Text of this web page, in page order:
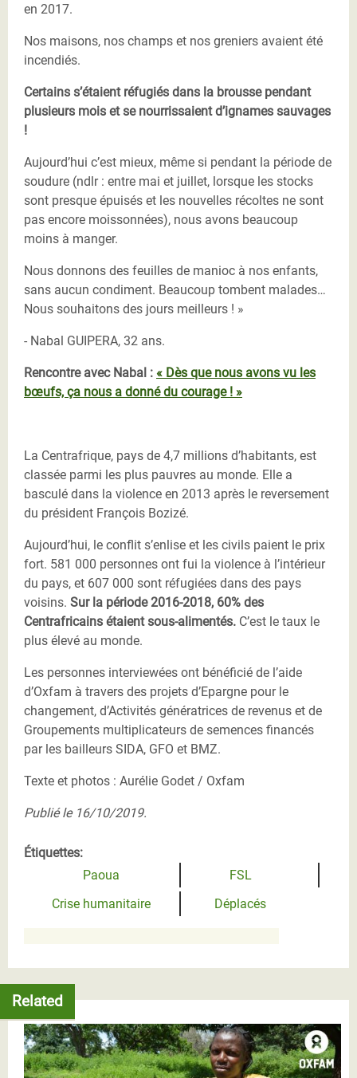
en 2017.
Nos maisons, nos champs et nos greniers avaient été
incendiés.
Certains s’étaient réfugiés dans la brousse pendant
plusieurs mois et se nourrissaient d’ignames sauvages
!
Aujourd’hui c’est mieux, même si pendant la période de
soudure (ndlr : entre mai et juillet, lorsque les stocks
sont presque épuisés et les nouvelles récoltes ne sont
pas encore moissonnées), nous avons beaucoup
moins à manger.
Nous donnons des feuilles de manioc à nos enfants,
sans aucun condiment. Beaucoup tombent malades…
Nous souhaitons des jours meilleurs ! »
- Nabal GUIPERA, 32 ans.
Rencontre avec Nabal : « Dès que nous avons vu les
bœufs, ça nous a donné du courage ! »
La Centrafrique, pays de 4,7 millions d’habitants, est
classée parmi les plus pauvres au monde. Elle a
basculé dans la violence en 2013 après le reversement
du président François Bozizé.
Aujourd’hui, le conflit s’enlise et les civils paient le prix
fort. 581 000 personnes ont fui la violence à l’intérieur
du pays, et 607 000 sont réfugiées dans des pays
voisins. Sur la période 2016-2018, 60% des
Centrafricains étaient sous-alimentés. C’est le taux le
plus élevé au monde.
Les personnes interviewées ont bénéficié de l’aide
d’Oxfam à travers des projets d’Epargne pour le
changement, d’Activités génératrices de revenus et de
Groupements multiplicateurs de semences financés
par les bailleurs SIDA, GFO et BMZ.
Texte et photos : Aurélie Godet / Oxfam
Publié le 16/10/2019.
Étiquettes:
Paoua
FSL
Crise humanitaire
Déplacés
Related